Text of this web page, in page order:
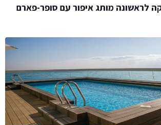
לראשונה מותג איפור עם סופר-פארם